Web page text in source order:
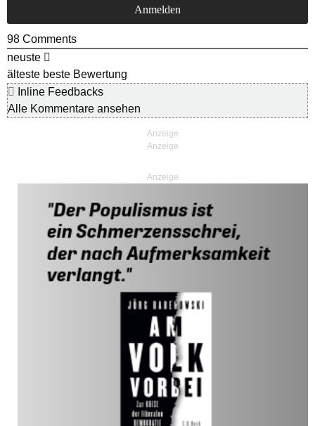
98 Comments
neuste
älteste beste Bewertung
Inline Feedbacks
Alle Kommentare ansehen
Anzeige